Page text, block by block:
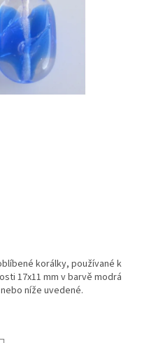
korálky, používané k
17x11 mm v barvě modrá
níže uvedené.